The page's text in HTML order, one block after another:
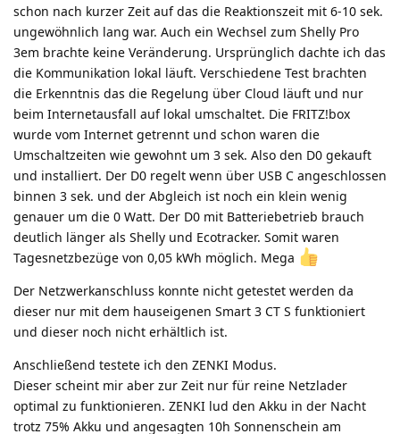
schon nach kurzer Zeit auf das die Reaktionszeit mit 6-10 sek.
ungewöhnlich lang war. Auch ein Wechsel zum Shelly Pro
3em brachte keine Veränderung. Ursprünglich dachte ich das
die Kommunikation lokal läuft. Verschiedene Test brachten
die Erkenntnis das die Regelung über Cloud läuft und nur
beim Internetausfall auf lokal umschaltet. Die FRITZ!box
wurde vom Internet getrennt und schon waren die
Umschaltzeiten wie gewohnt um 3 sek. Also den D0 gekauft
und installiert. Der D0 regelt wenn über USB C angeschlossen
binnen 3 sek. und der Abgleich ist noch ein klein wenig
genauer um die 0 Watt. Der D0 mit Batteriebetrieb brauch
deutlich länger als Shelly und Ecotracker. Somit waren
Tagesnetzbezüge von 0,05 kWh möglich. Mega
Der Netzwerkanschluss konnte nicht getestet werden da
dieser nur mit dem hauseigenen Smart 3 CT S funktioniert
und dieser noch nicht erhältlich ist.
Anschließend testete ich den ZENKI Modus.
Dieser scheint mir aber zur Zeit nur für reine Netzlader
optimal zu funktionieren. ZENKI lud den Akku in der Nacht
trotz 75% Akku und angesagten 10h Sonnenschein am